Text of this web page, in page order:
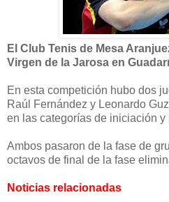
El Club Tenis de Mesa
Virgen de la Jarosa en
En esta competición hubo dos
Raúl Fernández y Leonardo
en las categorías de iniciación
Ambos pasaron de la fase de
octavos de final de la fase
Noticias relacionadas